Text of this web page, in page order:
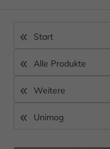
Start
Alle Produkte
Weitere
Unimog